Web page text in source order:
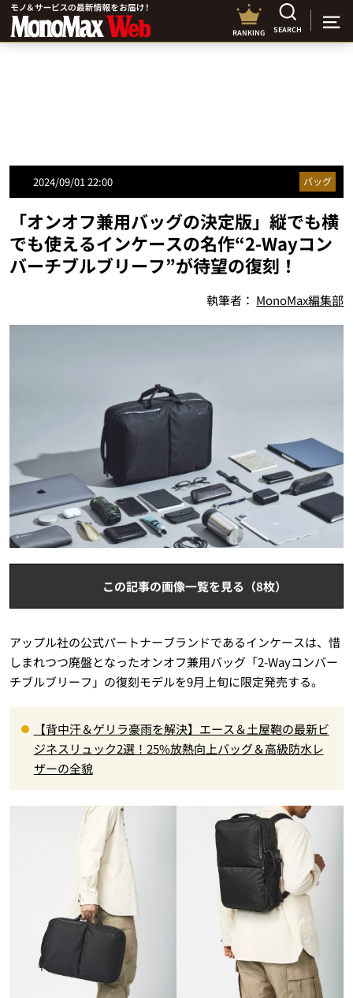
RANKING SEARCH
2024/09/01 22:00 バッグ
「オンオフ兼用バッグの決定版」縦でも横
でも使えるインケースの名作“2-Wayコン
バーチブルブリーフ”が待望の復刻！
執筆者： MonoMax編集部
この記事の画像一覧を見る（8枚）
アップル社の公式パートナーブランドであるインケースは、惜
しまれつつ廃盤となったオンオフ兼用バッグ「2-Wayコンバー
チブルブリーフ」の復刻モデルを9月上旬に限定発売する。
【背中汗＆ゲリラ豪雨を解決】エース＆土屋鞄の最新ビ
ジネスリュック2選！25%放熱向上バッグ＆高級防水レ
ザーの全貌